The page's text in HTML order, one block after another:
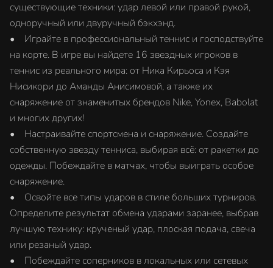
существующие техники: удар левой или правой рукой,
одноручный или двуручный бэкхэнд.
• Играйте в профессиональный теннис и господствуйте
на корте. В игре вы найдете 16 звездных игроков в
теннис из реального мира: от Ника Кирьоса и Кэя
Нисикори до Аманды Анисимовой, а также их
снаряжение от знаменитых брендов Nike, Yonex, Babolat
и многих других!
• Настраивайте спортсмена и снаряжение. Создайте
собственную звезду тенниса, выбирая всё: от ракетки до
одежды. Побеждайте в матчах, чтобы выиграть особое
снаряжение.
• Освойте все типы ударов в стиле больших турниров.
Определите результат обмена ударами заранее, выбрав
лучшую технику: крученый удар, плоская подача, свеча
или резаный удар.
• Побеждайте соперников в локальных или сетевых